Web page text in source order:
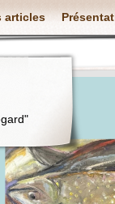
articles